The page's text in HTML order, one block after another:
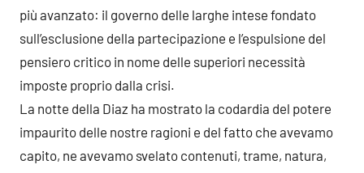
più avanzato: il governo delle larghe intese fondato
sull’esclusione della partecipazione e l’espulsione del
pensiero critico in nome delle superiori necessità
imposte proprio dalla crisi.
La notte della Diaz ha mostrato la codardia del potere
impaurito delle nostre ragioni e del fatto che avevamo
capito, ne avevamo svelato contenuti, trame, natura,